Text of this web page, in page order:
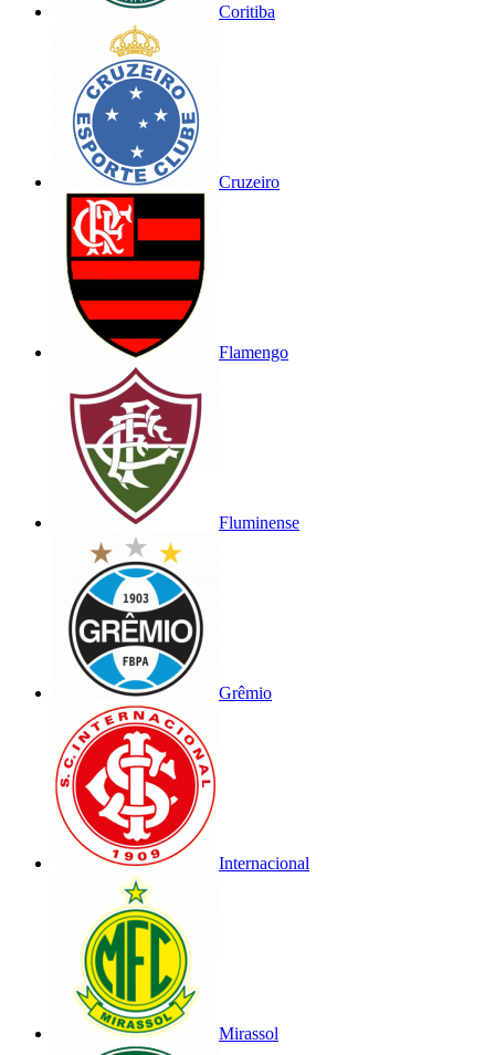
Coritiba
Cruzeiro
Flamengo
Fluminense
Grêmio
Internacional
Mirassol